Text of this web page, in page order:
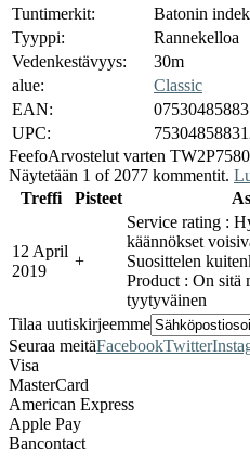
Tuntimerkit:
Batonin
Tyyppi:
Rannekelloa
Vedenkestävyys:
30m
alue:
Classic
EAN:
UPC:
FeefoArvostelut varten
Näytetään 1 of 2077 kommentit.
Treffi
Pisteet
12 April
2019
+
Service rating :
käännökset
Suosittelen
Product : On sitä
tyytyväinen
Tilaa uutiskirjeemme
Seuraa meitäFacebookTwitter
Visa
MasterCard
American Express
Apple Pay
Bancontact